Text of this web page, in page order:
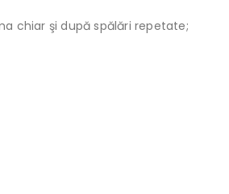
chiar şi după spălări repetate;